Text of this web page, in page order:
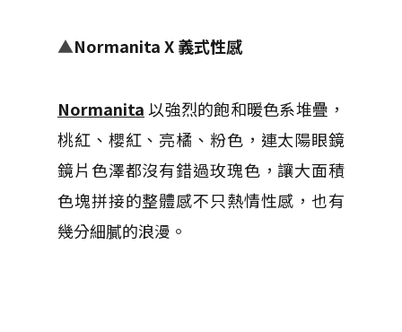
▲Normanita X 義式性感
Normanita以強烈的飽和暖色系堆疊，
桃紅、櫻紅、亮橘、粉色，連太陽眼鏡
鏡片色澤都沒有錯過玫瑰色，讓大面積
色塊拼接的整體感不只熱情性感，也有
幾分細膩的浪漫。